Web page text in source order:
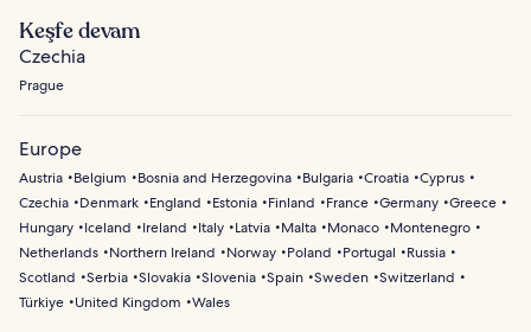
Keşfe devam
Czechia
Prague
Europe
Austria Belgium Bosnia and Herzegovina Bulgaria Croatia Cyprus
Czechia
Denmark England Estonia Finland France Germany Greece
Hungary
Iceland Ireland Italy Latvia Malta Monaco
Montenegro
Netherlands
Northern Ireland Norway Poland Portugal
Russia
Scotland
Serbia Slovakia Slovenia Spain Sweden Switzerland
Türkiye
United Kingdom Wales